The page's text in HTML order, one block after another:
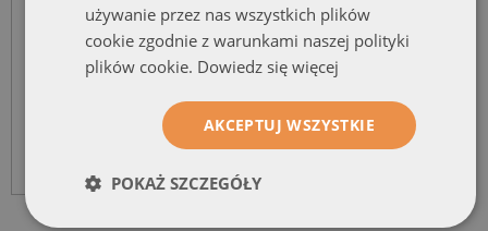
używanie przez nas wszystkich plików
cookie zgodnie z warunkami naszej polityki
plików cookie. Dowiedz się więcej
AKCEPTUJ WSZYSTKIE
POKAŻ SZCZEGÓŁY